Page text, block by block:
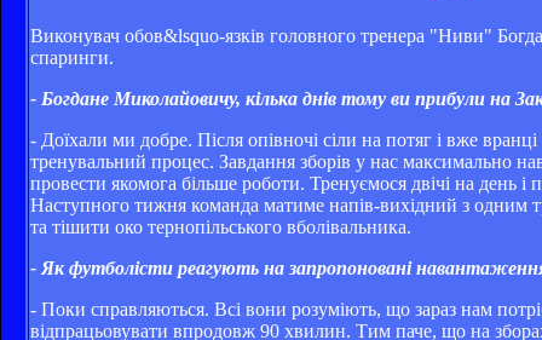
Виконувач обов&lsquo-язків головного тренера "Ниви"
спаринги.
- Богдане Миколайовичу, кілька днів тому ви прибули на
- Доїхали ми добре. Після опівночі сіли на потяг і вже
тренувальний процес. Завдання зборів у нас максимально
провести якомога більше роботи. Тренуємося двічі на день
Наступного тижня команда матиме напів-вихідний з одним
та тішити око тернопільського вболівальника.
- Як футболісти реагують на запропоновані
- Поки справляються. Всі вони розуміють, що зараз нам
відпрацьовувати впродовж 90 хвилин. Тим паче, що на